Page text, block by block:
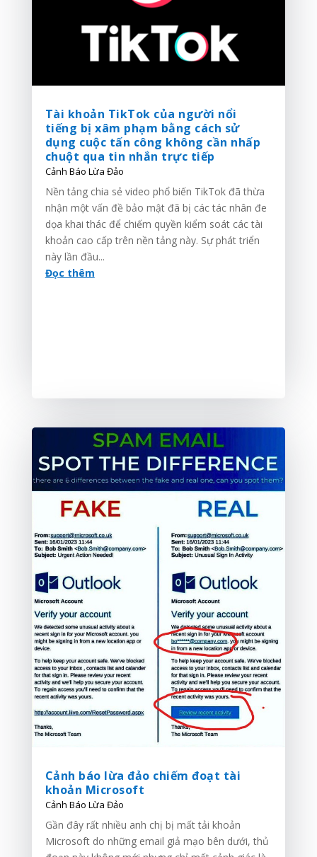
Tài khoản TikTok của người nổi
tiếng bị xâm phạm bằng cách sử
dụng cuộc tấn công không cần nhấp
chuột qua tin nhắn trực tiếp
Cảnh Báo Lừa Đảo
Nền tảng chia sẻ video phổ biến TikTok đã thừa
nhận một vấn đề bảo mật đã bị các tác nhân đe
dọa khai thác để chiếm quyền kiểm soát các tài
khoản cao cấp trên nền tảng này. Sự phát triển
này lần đầu...
Đọc thêm
Cảnh báo lừa đảo chiếm đoạt tài
khoản Microsoft
Cảnh Báo Lừa Đảo
Gần đây rất nhiều anh chị bị mất tải khoản
Microsoft do những email giả mạo bên dưới, thủ